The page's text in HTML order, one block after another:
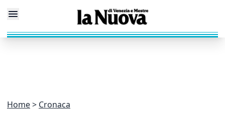
Home Cronaca